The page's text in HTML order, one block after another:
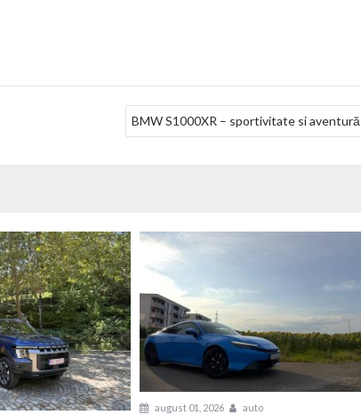
BMW S1000XR – sportivitate si aventură
august 01, 2026 auto